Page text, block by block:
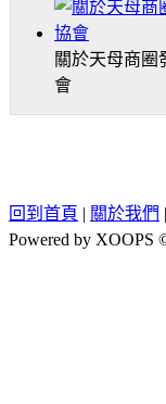
關於天母商圈
會
回到首頁 | 關於我們 |
Powered by XOOPS